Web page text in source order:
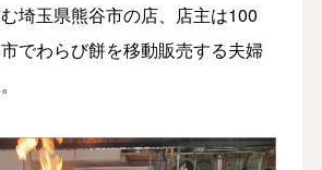
埼玉県熊谷市の店、店主は100
でわらび餅を移動販売する夫婦